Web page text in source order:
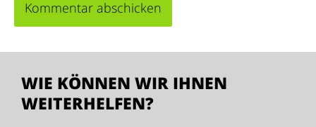
WIE KÖNNEN WIR IHNEN
WEITERHELFEN?